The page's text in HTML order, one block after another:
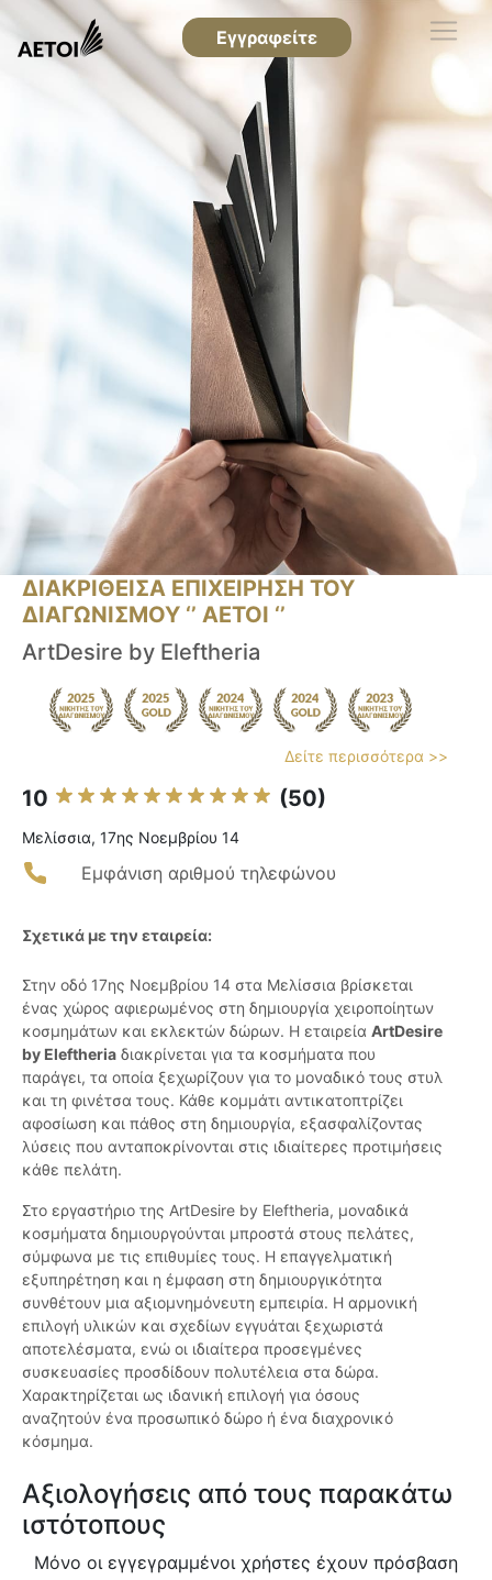
Εγγραφείτε
ΔΙΑΚΡΙΘΕΙΣΑ ΕΠΙΧΕΙΡΗΣΗ ΤΟΥ
ΔΙΑΓΩΝΙΣΜΟΥ ‘’ ΑΕΤΟΙ ‘’
ArtDesire by Eleftheria
Δείτε περισσότερα >>
10 (50)
Μελίσσια, 17ης Νοεμβρίου 14
Εμφάνιση αριθμού τηλεφώνου
Σχετικά με την εταιρεία:
Στην οδό 17ης Νοεμβρίου 14 στα Μελίσσια βρίσκεται
ένας χώρος αφιερωμένος στη δημιουργία χειροποίητων
κοσμημάτων και εκλεκτών δώρων. Η εταιρεία ArtDesire
by Eleftheria διακρίνεται για τα κοσμήματα που
παράγει, τα οποία ξεχωρίζουν για το μοναδικό τους στυλ
και τη φινέτσα τους. Κάθε κομμάτι αντικατοπτρίζει
αφοσίωση και πάθος στη δημιουργία, εξασφαλίζοντας
λύσεις που ανταποκρίνονται στις ιδιαίτερες προτιμήσεις
κάθε πελάτη.
Στο εργαστήριο της ArtDesire by Eleftheria, μοναδικά
κοσμήματα δημιουργούνται μπροστά στους πελάτες,
σύμφωνα με τις επιθυμίες τους. Η επαγγελματική
εξυπηρέτηση και η έμφαση στη δημιουργικότητα
συνθέτουν μια αξιομνημόνευτη εμπειρία. Η αρμονική
επιλογή υλικών και σχεδίων εγγυάται ξεχωριστά
αποτελέσματα, ενώ οι ιδιαίτερα προσεγμένες
συσκευασίες προσδίδουν πολυτέλεια στα δώρα.
Χαρακτηρίζεται ως ιδανική επιλογή για όσους
αναζητούν ένα προσωπικό δώρο ή ένα διαχρονικό
κόσμημα.
Αξιολογήσεις από τους παρακάτω
ιστότοπους
Μόνο οι εγγεγραμμένοι χρήστες έχουν πρόσβαση